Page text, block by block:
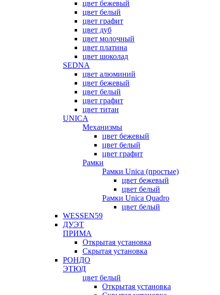
цвет бежевый
цвет белый
цвет графит
цвет дуб
цвет молочный
цвет платина
цвет шоколад
SEDNA
цвет алюминий
цвет бежевый
цвет белый
цвет графит
цвет титан
UNICA
Механизмы
цвет бежевый
цвет белый
цвет графит
Рамки
Рамки Unica (простые)
цвет бежевый
цвет белый
Рамки Unica Quadro
цвет белый
WESSEN59
ДУЭТ
ПРИМА
Открытая установка
Скрытая установка
РОНДО
ЭТЮД
цвет белый
Открытая установка